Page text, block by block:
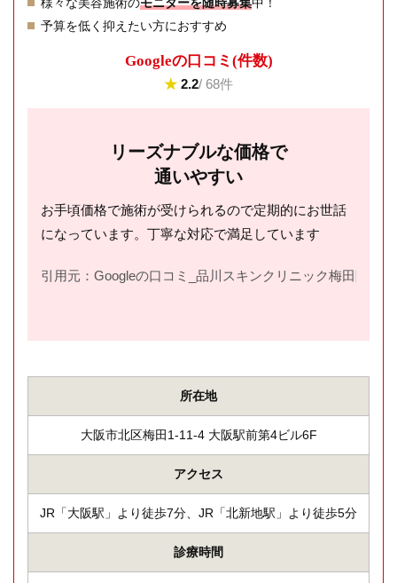
予算を低く抑えたい方におすすめ
Googleの⼝コミ(件数)
★ 2.2/ 68件
リーズナブルな価格で
通いやすい
お手頃価格で施術が受けられるので定期的にお世話
になっています。丁寧な対応で満足しています
引用元：Googleの口コミ_品川スキンクリニック梅田院(
所在地
大阪市北区梅田1-11-4 大阪駅前第4ビル6F
アクセス
JR「大阪駅」より徒歩7分、JR「北新地駅」より徒歩5分
診療時間